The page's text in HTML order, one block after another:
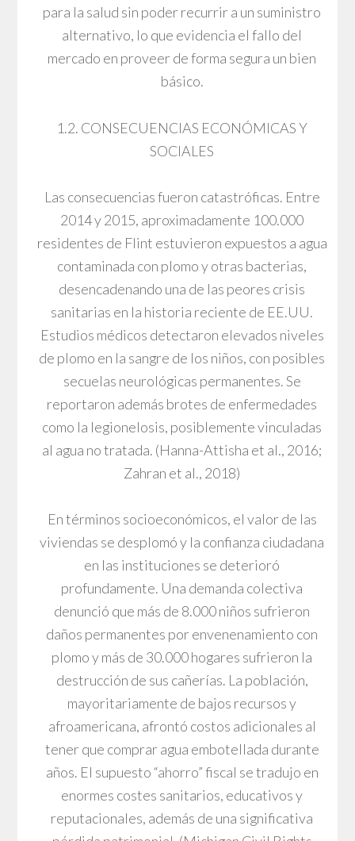
para la salud sin poder recurrir a un suministro
alternativo, lo que evidencia el fallo del
mercado en proveer de forma segura un bien
básico.
1.2. CONSECUENCIAS ECONÓMICAS Y
SOCIALES
Las consecuencias fueron catastróficas. Entre
2014 y 2015, aproximadamente 100.000
residentes de Flint estuvieron expuestos a agua
contaminada con plomo y otras bacterias,
desencadenando una de las peores crisis
sanitarias en la historia reciente de EE.UU.
Estudios médicos detectaron elevados niveles
de plomo en la sangre de los niños, con posibles
secuelas neurológicas permanentes. Se
reportaron además brotes de enfermedades
como la legionelosis, posiblemente vinculadas
al agua no tratada. (Hanna-Attisha et al., 2016;
Zahran et al., 2018)
En términos socioeconómicos, el valor de las
viviendas se desplomó y la confianza ciudadana
en las instituciones se deterioró
profundamente. Una demanda colectiva
denunció que más de 8.000 niños sufrieron
daños permanentes por envenenamiento con
plomo y más de 30.000 hogares sufrieron la
destrucción de sus cañerías. La población,
mayoritariamente de bajos recursos y
afroamericana, afrontó costos adicionales al
tener que comprar agua embotellada durante
años. El supuesto “ahorro” fiscal se tradujo en
enormes costes sanitarios, educativos y
reputacionales, además de una significativa